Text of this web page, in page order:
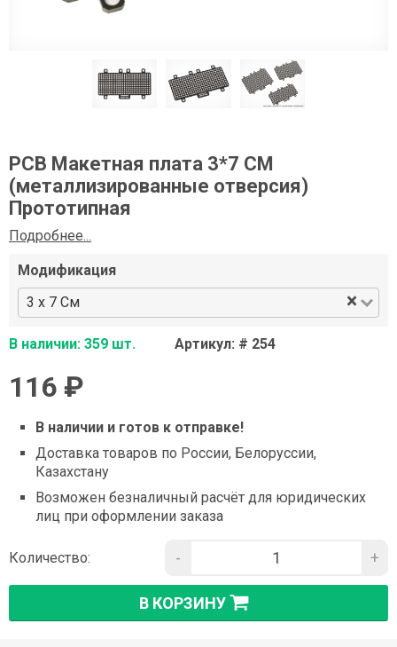
PCB Макетная плата 3*7 СМ
(металлизированные отверсия)
Прототипная
Подробнее...
Модификация
3 x 7 См
×
В наличии: 359 шт. Артикул: # 254
116 ₽
В наличии и готов к отправке!
Доставка товаров по России, Белоруссии,
Казахстану
Возможен безналичный расчёт для юридических
лиц при оформлении заказа
Количество: - +
В КОРЗИНУ